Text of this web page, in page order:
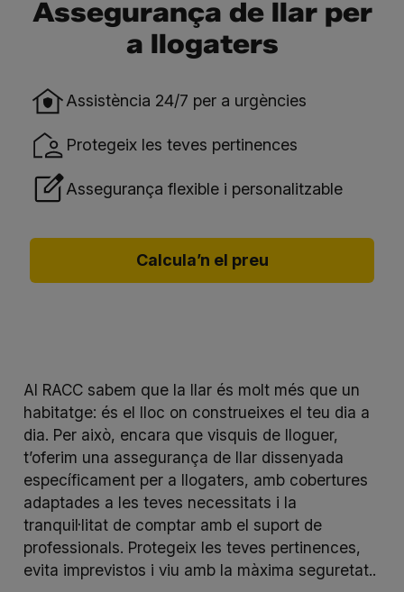
Assegurança de llar per
a llogaters
Assistència 24/7 per a urgències
Protegeix les teves pertinences
Assegurança flexible i personalitzable
Calcula’n el preu
Al RACC sabem que la llar és molt més que un
habitatge: és el lloc on construeixes el teu dia a
dia. Per això, encara que visquis de lloguer,
t’oferim una assegurança de llardissenyada
específicament per a llogaters, amb cobertures
adaptades a les teves necessitats i la
tranquil·litat de comptar amb el suport de
professionals. Protegeix les teves pertinences,
evita imprevistos i viu amb la màxima seguretat..